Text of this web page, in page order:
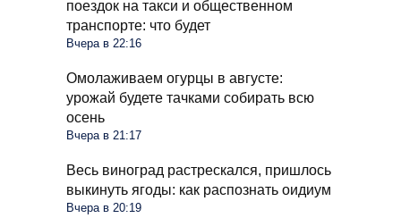
поездок на такси и общественном
транспорте: что будет
Вчера в 22:16
Омолаживаем огурцы в августе:
урожай будете тачками собирать всю
осень
Вчера в 21:17
Весь виноград растрескался, пришлось
выкинуть ягоды: как распознать оидиум
Вчера в 20:19